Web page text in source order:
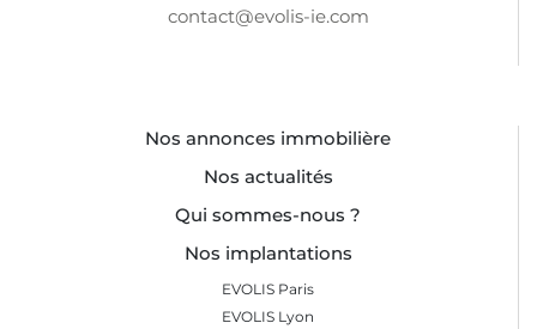
contact@evolis-ie.com
Nos annonces immobilière
Nos actualités
Qui sommes-nous ?
Nos implantations
EVOLIS Paris
EVOLIS Lyon